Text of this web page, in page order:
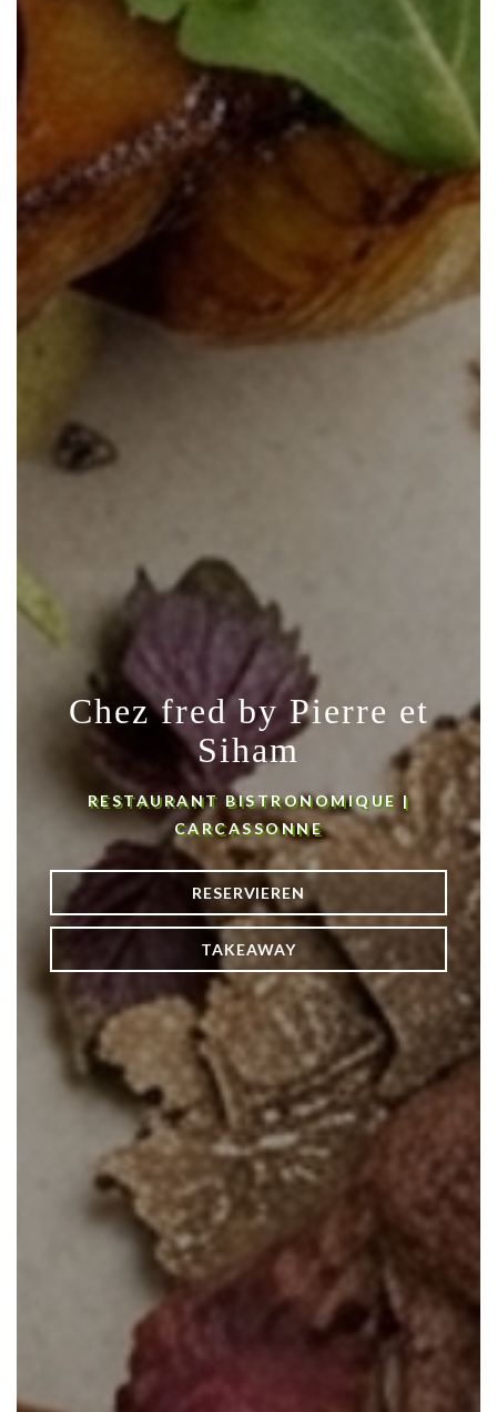
Chez fred by Pierre et
Siham
RESTAURANT BISTRONOMIQUE |
CARCASSONNE
RESERVIEREN
TAKEAWAY